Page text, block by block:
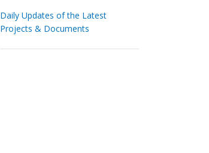
Daily Updates of the Latest
Projects & Documents